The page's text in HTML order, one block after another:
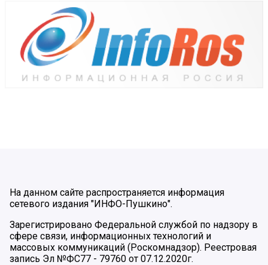
На данном сайте распространяется информация
сетевого издания "ИНФО-Пушкино".
Зарегистрировано Федеральной службой по надзору в
сфере связи, информационных технологий и
массовых коммуникаций (Роскомнадзор). Реестровая
запись Эл №ФС77 - 79760 от 07.12.2020г.